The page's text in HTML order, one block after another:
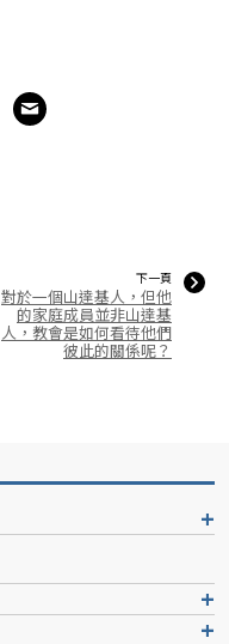
下一頁
對於一個山達基人，但他
的家庭成員並非山達基
人，教會是如何看待他們
彼此的關係呢？